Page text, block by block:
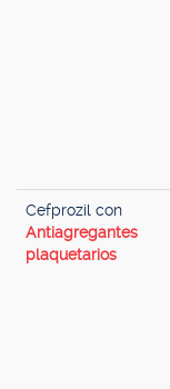
Cefprozil con
Antiagregantes
plaquetarios